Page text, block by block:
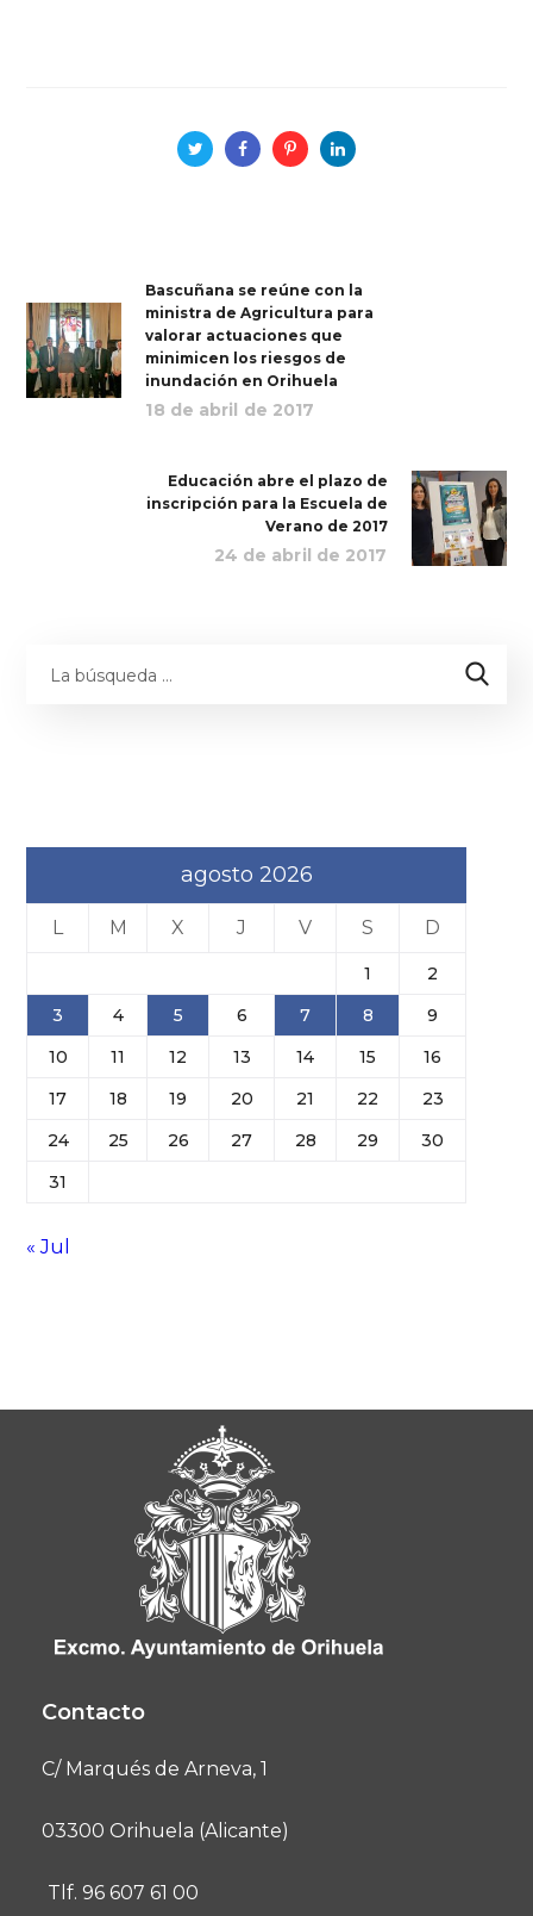
Bascuñana se reúne con la
ministra de Agricultura para
valorar actuaciones que
minimicen los riesgos de
inundación en Orihuela
18 de abril de 2017
Educación abre el plazo de
inscripción para la Escuela de
Verano de 2017
24 de abril de 2017
agosto 2026
L M X J V S D
1
2
3
4 5 6 7 8
9
10
11 12 13 14 15
16
17
18 19 20 21 22
23
24
25 26 27 28 29
30
31
« Jul
Contacto
C/ Marqués de Arneva, 1
03300 Orihuela (Alicante)
Tlf. 96 607 61 00